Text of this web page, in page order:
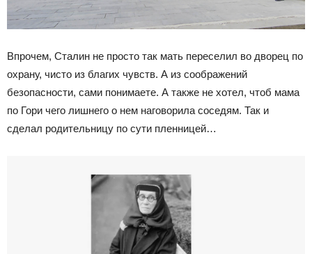
Впрочем, Сталин не просто так мать переселил во дворец по
охрану, чисто из благих чувств. А из соображений
безопасности, сами понимаете. А также не хотел, чтоб мама
по Гори чего лишнего о нем наговорила соседям. Так и
сделал родительницу по сути пленницей…